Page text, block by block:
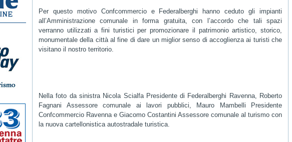
Per questo motivo Confcommercio e Federalberghi hanno ceduto gli impianti
all’Amministrazione comunale in forma gratuita, con l’accordo che tali spazi
verranno utilizzati a fini turistici per promozionare il patrimonio artistico, storico,
monumentale della città al fine di dare un miglior senso di accoglienza ai turisti che
visitano il nostro territorio.
Nella foto da sinistra Nicola Scialfa Presidente di Federalberghi Ravenna, Roberto
Fagnani Assessore comunale ai lavori pubblici, Mauro Mambelli Presidente
Confcommercio Ravenna e Giacomo Costantini Assessore comunale al turismo con
la nuova cartellonistica autostradale turistica.